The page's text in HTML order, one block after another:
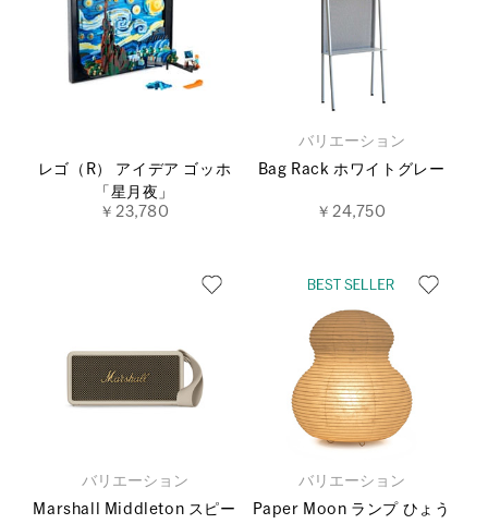
レゴ（R） アイデア ゴッホ
「星月夜」
￥23,780
バリエーション
Bag Rack ホワイトグレー
￥24,750
バリエーション
Marshall Middleton スピー
バリエーション
Paper Moon ランプ ひょう